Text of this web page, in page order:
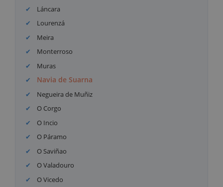
Láncara
Lourenzá
Meira
Monterroso
Muras
Navia de Suarna
Negueira de Muñiz
O Corgo
O Incio
O Páramo
O Saviñao
O Valadouro
O Vicedo